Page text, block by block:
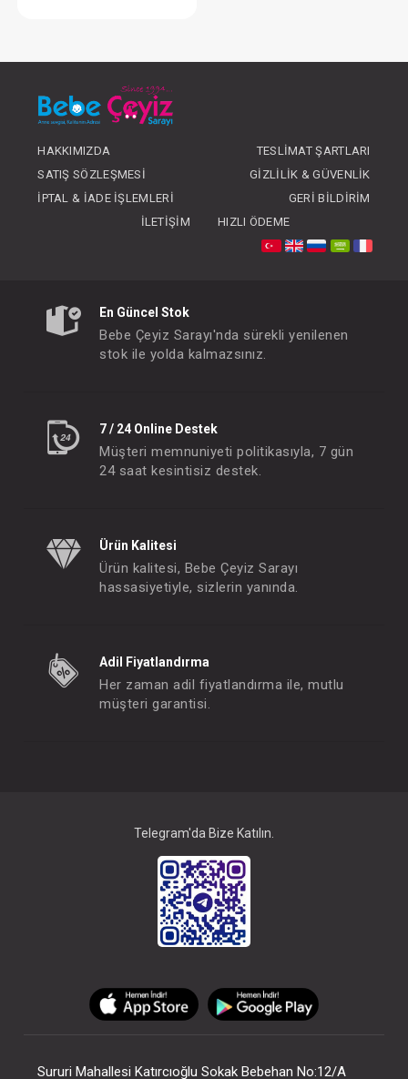
Dolap... 3 Kapılı Alessi
FIYATLARI GÖRMEK IÇIN ÜYE
OLUNUZ
HAKKIMIZDA
TESLIMAT ŞARTLARI
SATIŞ SÖZLEŞMESI
GIZLILIK & GÜVENLIK
İPTAL & İADE İŞLEMLERI
GERI BILDIRIM
İLETIŞIM
HIZLI ÖDEME
En Güncel Stok
Bebe Çeyiz Sarayı'nda sürekli yenilenen
stok ile yolda kalmazsınız.
7 / 24 Online Destek
Müşteri memnuniyeti politikasıyla, 7 gün
24 saat kesintisiz destek.
Ürün Kalitesi
Ürün kalitesi, Bebe Çeyiz Sarayı
hassasiyetiyle, sizlerin yanında.
Adil Fiyatlandırma
Her zaman adil fiyatlandırma ile, mutlu
müşteri garantisi.
Telegram'da Bize Katılın.
Sururi Mahallesi Katırcıoğlu Sokak Bebehan No:12/A